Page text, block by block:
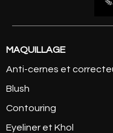
MAQUILLAGE
Anti-cernes et
Blush
Contouring
Eyeliner et Khol